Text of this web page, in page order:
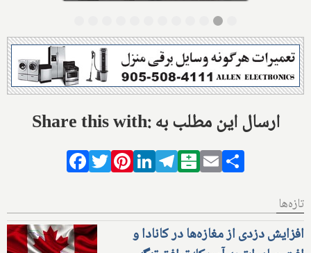
Share this with: ارسال این مطلب به
Facebook
TwitterPinterestLinkedIn
Telegram
Balatarin
Email
تازه‌ها
افزایش دزدی از مغازه‌ها در کانادا و